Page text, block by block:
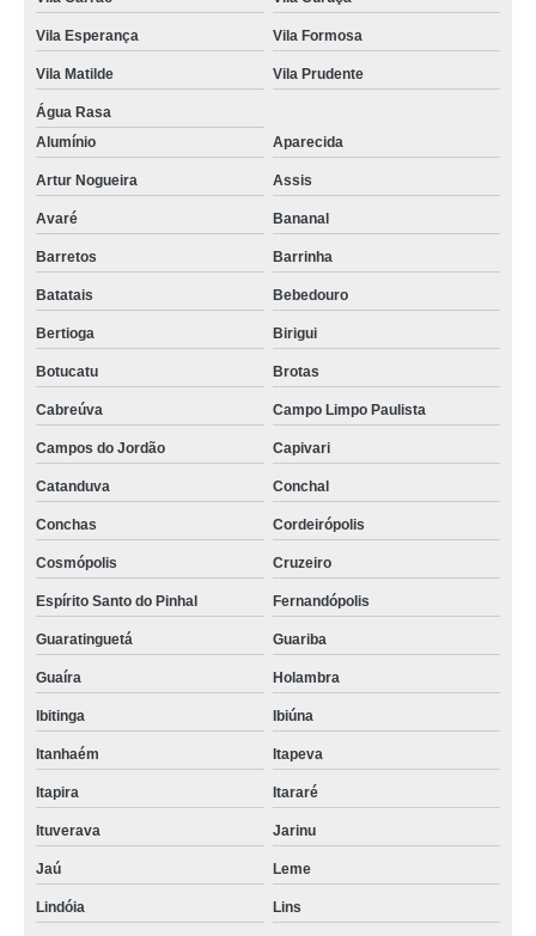
Vila Esperança Vila Formosa
Vila Matilde Vila Prudente
Água Rasa
Alumínio
Aparecida
Artur Nogueira Assis
Avaré Bananal
Barretos Barrinha
Batatais Bebedouro
Bertioga Birigui
Botucatu Brotas
Cabreúva Campo Limpo Paulista
Campos do Jordão Capivari
Catanduva Conchal
Conchas Cordeirópolis
Cosmópolis Cruzeiro
Espírito Santo do Pinhal Fernandópolis
Guaratinguetá Guariba
Guaíra Holambra
Ibitinga Ibiúna
Itanhaém Itapeva
Itapira Itararé
Ituverava Jarinu
Jaú Leme
Lindóia Lins